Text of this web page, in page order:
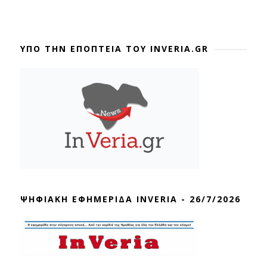
ΥΠΟ ΤΗΝ ΕΠΟΠΤΕΙΑ ΤΟΥ INVERIA.GR
ΨΗΦΙΑΚΗ ΕΦΗΜΕΡΙΔΑ INVERIA - 26/7/2026